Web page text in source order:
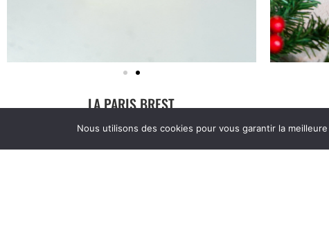
LA PARIS BREST
Glace vanille et noisette, avec un cœur praliné. Un
dessert inspiré de l’élégance à la française, parfait
Sorbet
Nous utilisons des cookies pour vous garantir la